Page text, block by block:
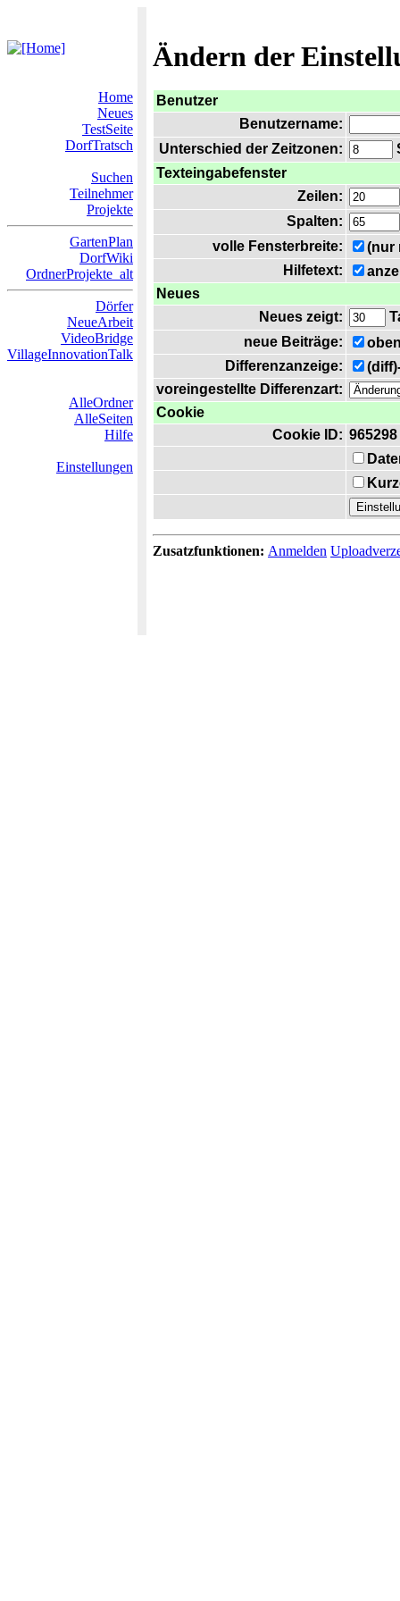
Ändern der
Home
Neues
TestSeite
DorfTratsch
Suchen
Teilnehmer
Projekte
GartenPlan
DorfWiki
OrdnerProjekte_alt
Dörfer
NeueArbeit
VideoBridge
VillageInnovationTalk
AlleOrdner
AlleSeiten
Hilfe
Einstellungen
Benutzer
Benutzername:
Unterschied der Zeitzonen:
Texteingabefenster
Zeilen:
Spalten:
volle Fensterbreite:
(nur
Hilfetext:
Neues
Neues zeigt:
neue Beiträge:
Differenzanzeige:
voreingestellte Differenzart:
Cookie
Cookie ID: 965298
Zusatzfunktionen: Anmelden